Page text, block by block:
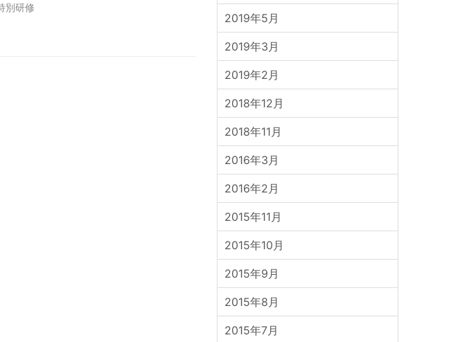
別研修
2019年5月
2019年3月
2019年2月
2018年12月
2018年11月
2016年3月
2016年2月
2015年11月
2015年10月
2015年9月
2015年8月
2015年7月